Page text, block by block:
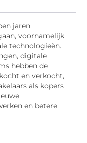
jaren
voornamelijk
technologieën.
digitale
hebben de
en verkocht,
als kopers
en betere